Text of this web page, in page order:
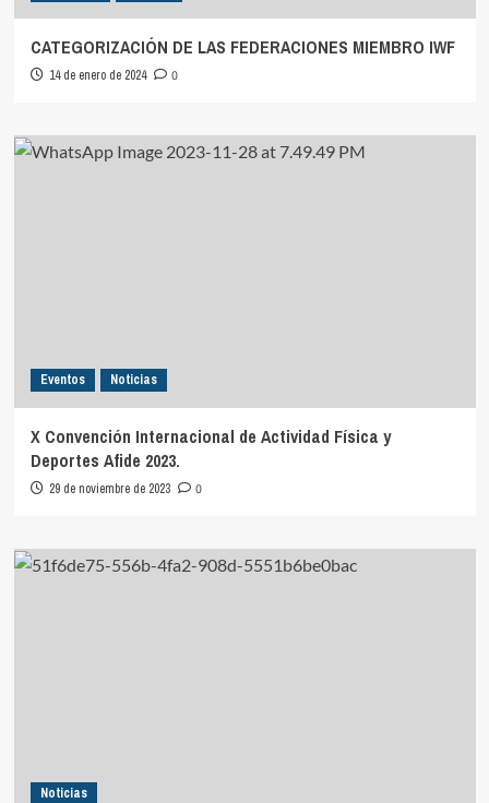
CATEGORIZACIÓN DE LAS FEDERACIONES MIEMBRO IWF
14 de enero de 2024 0
Eventos Noticias
X Convención Internacional de Actividad Física y
Deportes Afide 2023.
29 de noviembre de 2023 0
Noticias